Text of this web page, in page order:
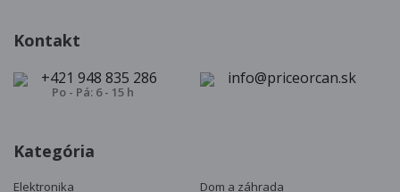
Kontakt
+421 948 835 286
Po - Pá: 6 - 15 h
info@priceorcan.sk
Kategória
Elektronika
Dom a záhrada